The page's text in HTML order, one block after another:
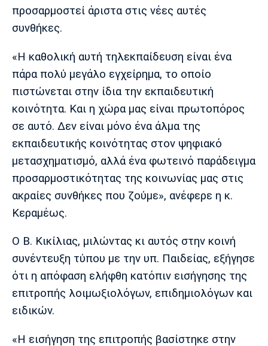
προσαρμοστεί άριστα στις νέες αυτές
συνθήκες.
«Η καθολική αυτή τηλεκπαίδευση είναι ένα
πάρα πολύ μεγάλο εγχείρημα, το οποίο
πιστώνεται στην ίδια την εκπαιδευτική
κοινότητα. Και η χώρα μας είναι πρωτοπόρος
σε αυτό. Δεν είναι μόνο ένα άλμα της
εκπαιδευτικής κοινότητας στον ψηφιακό
μετασχηματισμό, αλλά ένα φωτεινό παράδειγμα
προσαρμοστικότητας της κοινωνίας μας στις
ακραίες συνθήκες που ζούμε», ανέφερε η κ.
Κεραμέως.
Ο Β. Κικίλιας, μιλώντας κι αυτός στην κοινή
συνέντευξη τύπου με την υπ. Παιδείας, εξήγησε
ότι η απόφαση ελήφθη κατόπιν εισήγησης της
επιτροπής λοιμωξιολόγων, επιδημιολόγων και
ειδικών.
«Η εισήγηση της επιτροπής βασίστηκε στην